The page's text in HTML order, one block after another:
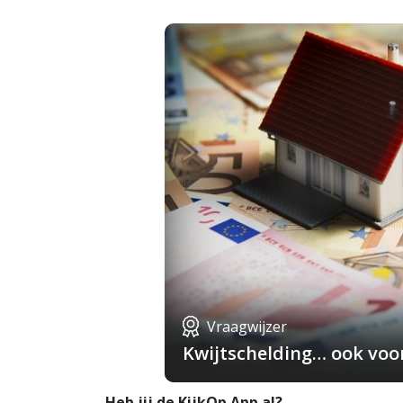
Vraagwijzer
Kwijtschelding… ook